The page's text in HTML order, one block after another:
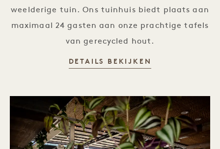
weelderige tuin. Ons tuinhuis biedt plaats aan
maximaal 24 gasten aan onze prachtige tafels
van gerecycled hout.
DETAILS BEKIJKEN